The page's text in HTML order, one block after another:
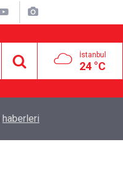
İstanbul
24 °C
haberleri